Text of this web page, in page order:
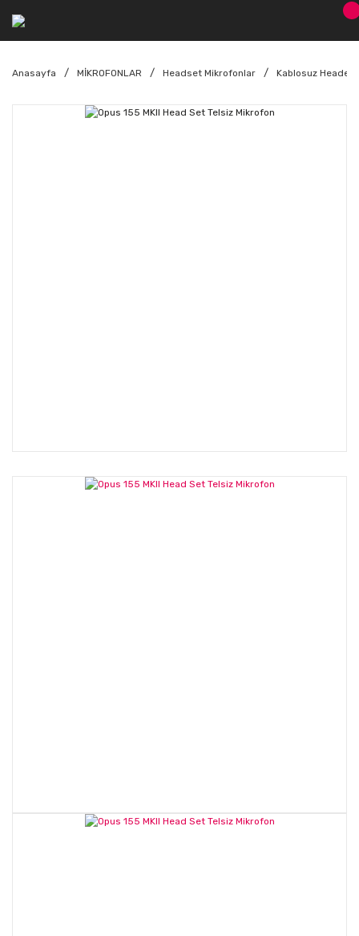
Anasayfa MİKROFONLAR Headset Mikrofonlar Kablosuz Headet